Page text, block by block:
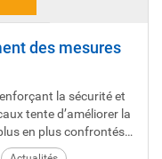
des mesures
la sécurité et
tente d’améliorer la
en plus confrontés
de la part de certains